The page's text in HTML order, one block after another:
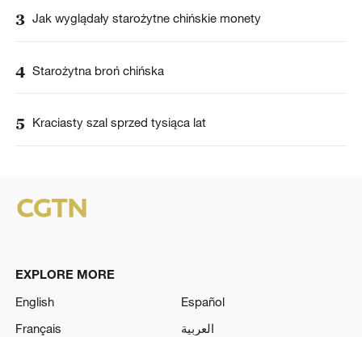
3 Jak wyglądały starożytne chińskie monety
4 Starożytna broń chińska
5 Kraciasty szal sprzed tysiąca lat
EXPLORE MORE
English
Español
Français
العربية